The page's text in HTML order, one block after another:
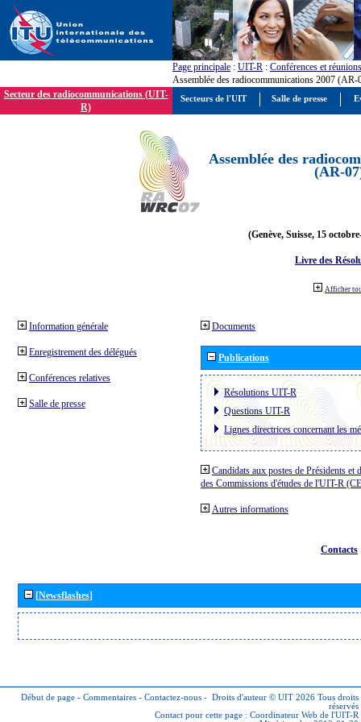
Page principale : UIT-R : Conférences et réunions
Assemblée des radiocommunications 2007 (AR-
Secteur des radiocommunications (UIT-
R)
Assemblée des
(AR-
(Genève, Suisse, 15
Livre des
Afficher
Information générale
Enregistrement des délégués
Conférences relatives
Salle de presse
Documents
Publications
Résolutions UIT-R
Questions UIT-R
Lignes directrices concernant les
Candidats aux postes de Présidents et
des Commissions d'études de l'UIT-R
Autres informations
Contacts
[Newsflashes]
Début de page - Commentaires - Contactez-nous - Droits d'auteur © UIT 2026 Tous droits
réservés
Contact pour cette page : Coordinateur Web de l'UIT-R
Secteurs de l'UIT Salle de presse